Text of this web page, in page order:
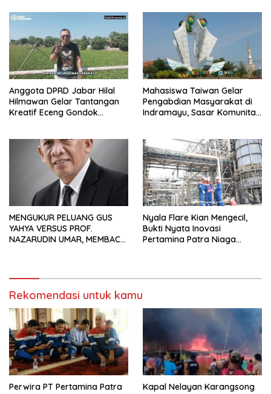
Anggota DPRD Jabar Hilal
Hilmawan Gelar Tantangan
Kreatif Eceng Gondok
Mahasiswa Taiwan Gelar
Pengabdian Masyarakat di
Indramayu, Sasar Komunitas
MENGUKUR PELUANG GUS
YAHYA VERSUS PROF.
NAZARUDIN UMAR, MEMBACA
Nyala Flare Kian Mengecil,
Bukti Nyata Inovasi
Pertamina Patra Niaga
Rekomendasi untuk kamu
Perwira PT Pertamina Patra
Kapal Nelayan Karangsong